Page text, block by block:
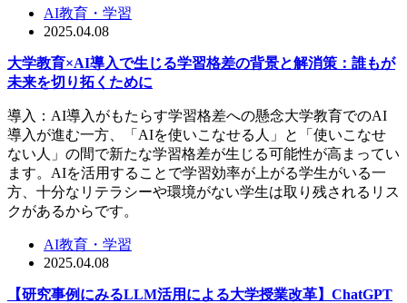
AI教育・学習
2025.04.08
大学教育×AI導入で生じる学習格差の背景と解消策：誰もが
未来を切り拓くために
導入：AI導入がもたらす学習格差への懸念大学教育でのAI
導入が進む一方、「AIを使いこなせる人」と「使いこなせ
ない人」の間で新たな学習格差が生じる可能性が高まってい
ます。AIを活用することで学習効率が上がる学生がいる一
方、十分なリテラシーや環境がない学生は取り残されるリス
クがあるからです。
AI教育・学習
2025.04.08
【研究事例にみるLLM活用による大学授業改革】ChatGPT